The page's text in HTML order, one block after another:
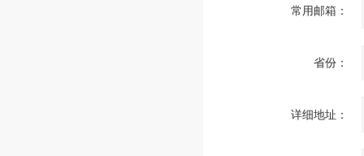
常用邮箱：
省份：
详细地址：